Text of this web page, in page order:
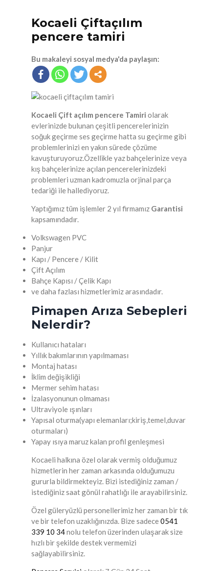
Kocaeli Çiftaçılım
pencere tamiri
Bu makaleyi sosyal medya'da paylaşın:
Kocaeli Çift açılım pencere Tamiri olarak
evlerinizde bulunan çeşitli pencerelerinizin
soğuk geçirme ses geçirme hatta su geçirme gibi
problemlerinizi en yakın sürede çözüme
kavuşturuyoruz.Özellikle yaz bahçelerinize veya
kış bahçelerinize açılan pencerelerinizdeki
problemleri uzman kadromuzla orjinal parça
tedariği ile hallediyoruz.
Yaptığımız tüm işlemler 2 yıl firmamız Garantisi
kapsamındadır.
Volkswagen PVC
Panjur
Kapı / Pencere / Kilit
Çift Açılım
Bahçe Kapısı / Çelik Kapı
ve daha fazlası hizmetlerimiz arasındadır.
Pimapen Arıza Sebepleri
Nelerdir?
Kullanıcı hataları
Yıllık bakımlarının yapılmaması
Montaj hatası
İklim değişikliği
Mermer sehim hatası
İzalasyonunun olmaması
Ultraviyole ışınları
Yapısal oturma(yapı elemanları;kiriş,temel,duvar
oturmaları)
Yapay ısıya maruz kalan profil genleşmesi
Kocaeli halkına özel olarak vermiş olduğumuz
hizmetlerin her zaman arkasında olduğumuzu
gururla bildirmekteyiz. Bizi istediğiniz zaman /
istediğiniz saat gönül rahatlığı ile arayabilirsiniz.
Özel güleryüzlü personellerimiz her zaman bir tık
ve bir telefon uzaklığınızda. Bize sadece0541
339 10 34nolu telefon üzerinden ulaşarak size
hızlı bir şekilde destek vermemizi
sağlayabilirsiniz.